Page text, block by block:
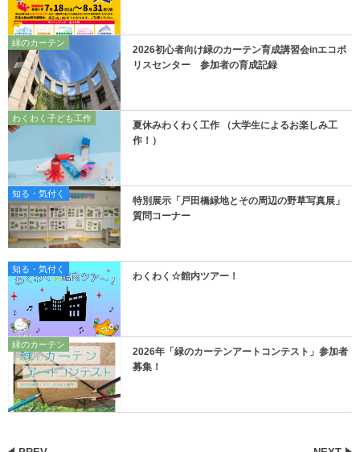
緑のカーテン
2026初心者向け緑のカーテン育成講習会inエコポ
リスセンター 参加者の育成記録
わくわく子ども工作
夏休みわくわく工作 （大学生によるお楽しみ工
作！）
知る・気付く
特別展示「戸田橋緑地とその周辺の野草写真展」
質問コーナー
知る・気付く
わくわく☆館内ツアー！
緑のカーテン
2026年「緑のカーテンアートコンテスト」参加者
募集！